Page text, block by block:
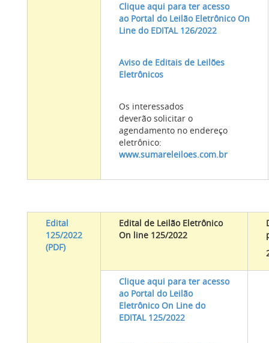
Clique aqui para ter acesso
ao Portal do Leilão Eletrônico On
Line do EDITAL 126/2022
Aviso de Editais de Leilões
Eletrônicos
Os interessados
deverão solicitar o
agendamento no endereço
eletrônico:
www.sumareleiloes.com.br
Edital
125/2022
(PDF)
Edital de Leilão Eletrônico
On line 125/2022
Clique aqui para ter acesso
ao Portal do Leilão
Eletrônico On Line do
EDITAL 125/2022